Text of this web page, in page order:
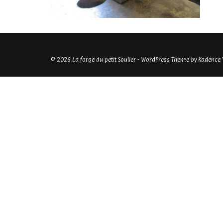
© 2026 La forge du petit Soulier - WordPress Theme by Kadence